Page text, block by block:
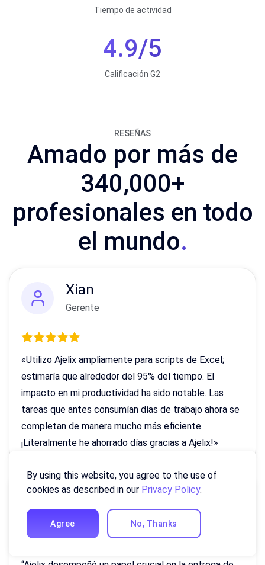
Tiempo de actividad
4.9/5
Calificación G2
RESEÑAS
Amado por más de
340,000+
profesionales en todo
el mundo.
Xian
Gerente
«Utilizo Ajelix ampliamente para scripts de Excel;
estimaría que alrededor del 95% del tiempo. El
impacto en mi productividad ha sido notable. Las
tareas que antes consumían días de trabajo ahora se
completan de manera mucho más eficiente.
¡Literalmente he ahorrado días gracias a Ajelix!»
Warren
Director de Ingresos, Industria Hotelera
By using this website, you agree to the use of
cookies as described in our Privacy Policy.
Agree No, Thanks